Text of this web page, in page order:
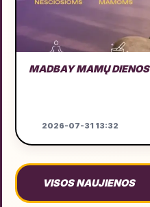
MADBAY MAMŲ DIENOS
2026-07-31 13:32
VISOS NAUJIENOS